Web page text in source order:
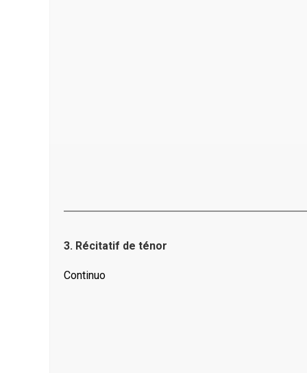
3. Récitatif de ténor
Continuo